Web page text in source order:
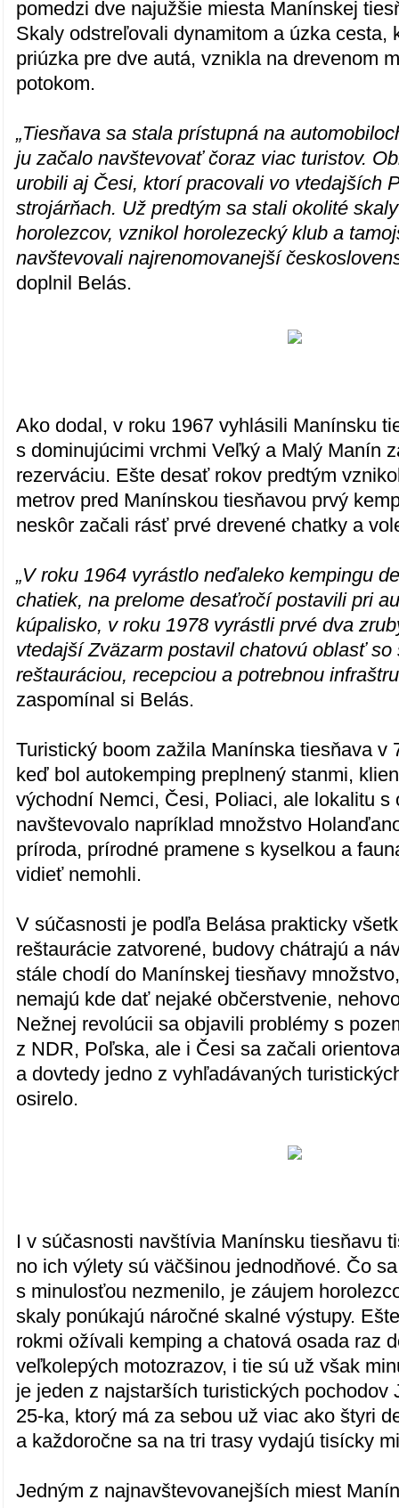
pomedzi dve najužšie miesta Manínskej
Skaly odstreľovali dynamitom a úzka cesta,
priúzka pre dve autá, vznikla na drevenom
potokom.
„Tiesňava sa stala prístupná na
ju začalo navštevovať čoraz viac turistov.
urobili aj Česi, ktorí pracovali vo vtedajších
strojárňach. Už predtým sa stali okolité
horolezcov, vznikol horolezecký klub a
navštevovali najrenomovanejší
doplnil Belás.
Ako dodal, v roku 1967 vyhlásili Manínsku
s dominujúcimi vrchmi Veľký a Malý Manín
rezerváciu. Ešte desať rokov predtým
metrov pred Manínskou tiesňavou prvý
neskôr začali rásť prvé drevené chatky a
„V roku 1964 vyrástlo neďaleko kempingu
chatiek, na prelome desaťročí postavili pri
kúpalisko, v roku 1978 vyrástli prvé dva
vtedajší Zväzarm postavil chatovú oblasť so
reštauráciou, recepciou a potrebnou
zaspomínal si Belás.
Turistický boom zažila Manínska tiesňava v
keď bol autokemping preplnený stanmi,
východní Nemci, Česi, Poliaci, ale lokalitu s
navštevovalo napríklad množstvo
príroda, prírodné pramene s kyselkou a
vidieť nemohli.
V súčasnosti je podľa Belása prakticky
reštaurácie zatvorené, budovy chátrajú a
stále chodí do Manínskej tiesňavy
nemajú kde dať nejaké občerstvenie,
Nežnej revolúcii sa objavili problémy s
z NDR, Poľska, ale i Česi sa začali
a dovtedy jedno z vyhľadávaných
osirelo.
I v súčasnosti navštívia Manínsku tiesňavu
no ich výlety sú väčšinou jednodňové. Čo
s minulosťou nezmenilo, je záujem
skaly ponúkajú náročné skalné výstupy.
rokmi ožívali kemping a chatová osada raz
veľkolepých motozrazov, i tie sú už však
je jeden z najstarších turistických pochodov
25-ka, ktorý má za sebou už viac ako štyri
a každoročne sa na tri trasy vydajú tisícky
Jedným z najnavštevovanejších miest